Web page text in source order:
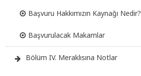
Başvuru Hakkımızın Kaynağı Nedir?
Başvurulacak Makamlar
Bölüm IV. Meraklısına Notlar